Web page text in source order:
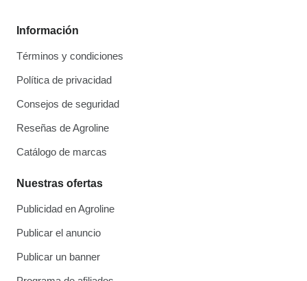
Información
Términos y condiciones
Política de privacidad
Consejos de seguridad
Reseñas de Agroline
Catálogo de marcas
Nuestras ofertas
Publicidad en Agroline
Publicar el anuncio
Publicar un banner